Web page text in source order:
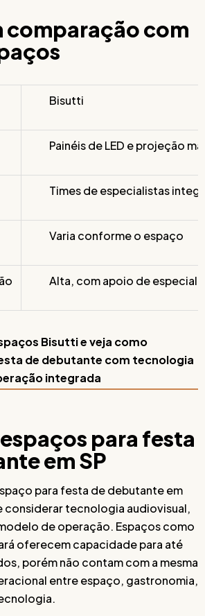
comparação com
Bisutti
Painéis de LED e projeção
Times de especialistas
Varia conforme o espaço
Alta, com apoio de
Bisutti e veja como
de debutante com tecnologia
integrada
para festa
em SP
para festa de debutante em
considerar tecnologia audiovisual,
de operação. Espaços como
oferecem capacidade para até
porém não contam com a mesma
entre espaço, gastronomia,